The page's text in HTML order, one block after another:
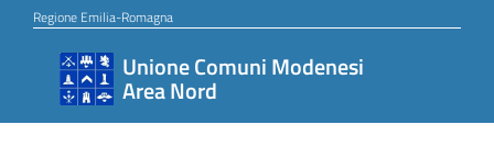
Vai al contenuto
Vai alla navigazione
Vai al footer
Regione Emilia-Romagna
Unione Comuni Modenesi
Area Nord
Unione
Comuni